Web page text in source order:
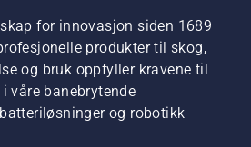
for innovasjon siden 1689
produkter til skog,
og bruk oppfyller kravene til
våre banebrytende
og robotikk